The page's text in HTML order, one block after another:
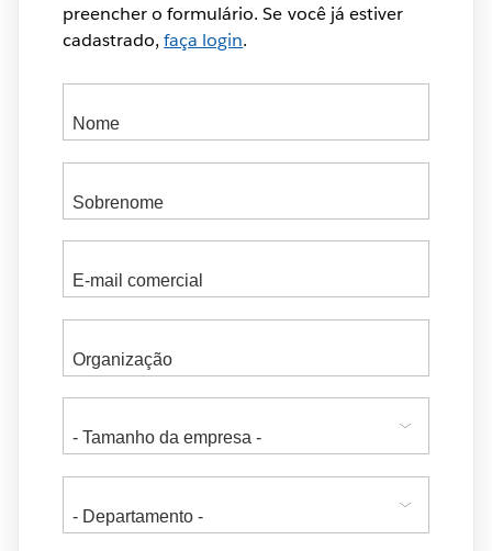
preencher o formulário. Se você já estiver
cadastrado,faça login.